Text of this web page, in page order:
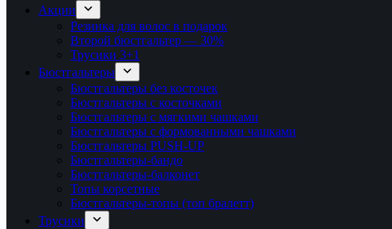
Акции
Резинка для волос в подарок
Второй бюстгальтер — 30%
Трусики 3+1
Бюстгальтеры
Бюстгальтеры без косточек
Бюстгальтеры с косточками
Бюстгальтеры с мягкими чашками
Бюстгальтеры с формованными чашками
Бюстгальтеры PUSH-UP
Бюстгальтеры-бандо
Бюстгальтеры-балконет
Топы корсетные
Бюстгальтеры-топы (топ бралетт)
Трусики